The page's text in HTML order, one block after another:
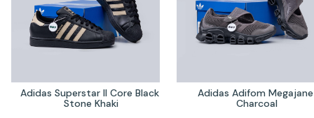
Adidas Superstar II Core Black
Stone Khaki
Adidas Adifom Megajane
Charcoal